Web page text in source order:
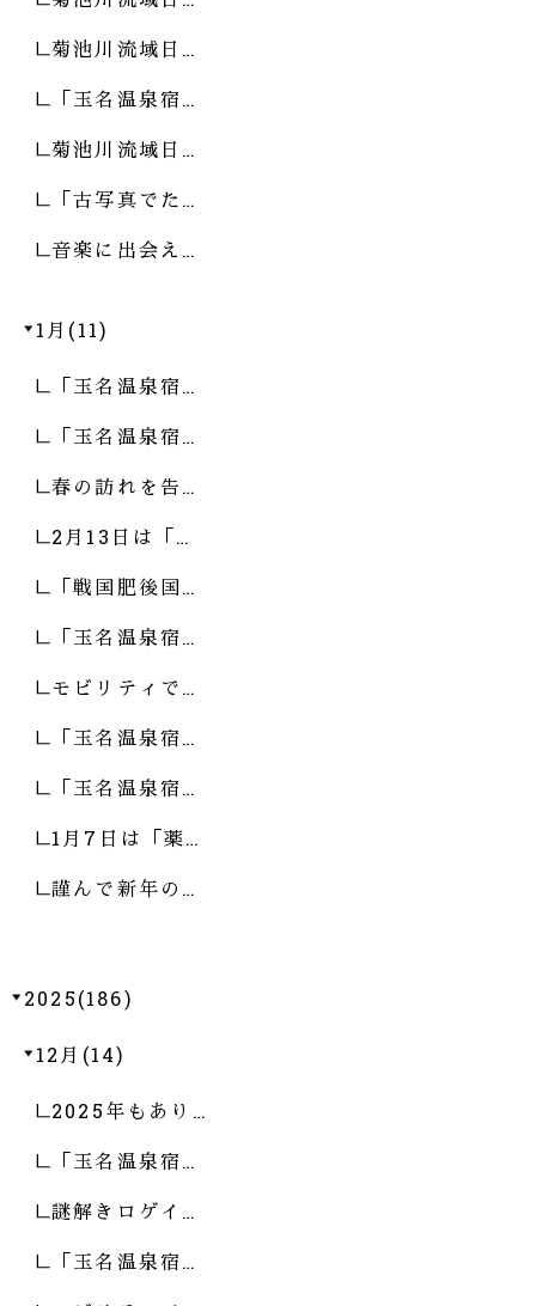
菊池川流域日…
「玉名温泉宿…
菊池川流域日…
「古写真でた…
音楽に出会え…
1月(11)
「玉名温泉宿…
「玉名温泉宿…
春の訪れを告…
2月13日は「…
「戦国肥後国…
「玉名温泉宿…
モビリティで…
「玉名温泉宿…
「玉名温泉宿…
1月7日は「薬…
謹んで新年の…
2025(186)
12月(14)
2025年もあり…
「玉名温泉宿…
謎解きロゲイ…
「玉名温泉宿…